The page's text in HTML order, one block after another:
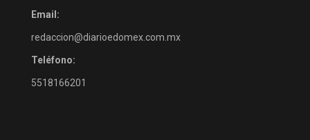
Email:
redaccion@diarioedomex.com.mx
Teléfono:
5518166201